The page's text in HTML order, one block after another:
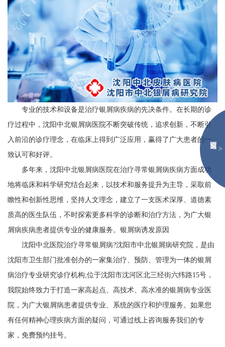
专业的技术和设备是治疗银屑病疾病的先决条件。在长期的诊
疗过程中，沈阳中北银屑病医院不断突破传统，追求创新，不断引
入前沿的诊疗理念，在临床上得到广泛应用，赢得了广大患者的一
致认可和好评。
多年来，沈阳中北银屑病医院在治疗寻常银屑病疾病方面成功
地将临床和科学研究结合起来，以技术和服务提升为主导，采取前
瞻性和创新性思维，坚持人文理念，建立了一支医术深厚、道德素
质高的医生队伍，不时探索更多科学的诊断和治疗方法，为广大银
屑病疾病患者提供专业的健康服务。 银屑病诱发原因
沈阳中北医院治疗寻常银屑病?沈阳市中北银屑病研究院，是由
沈阳市卫生部门批准创办的一家集治疗、预防、管理为一体的银屑
病治疗专业研究诊疗机构;位于沈阳市沈河区北三经街六纬路15号，
我院始终致力于打造一家高起点、高技术、高水准的银屑病专业医
院，为广大银屑病患者提供专业、系统的医疗和护理服务。如果您
有任何精神心理疾病方面的疑问，可通过线上咨询服务我们的专
家，免费预约挂号。
>